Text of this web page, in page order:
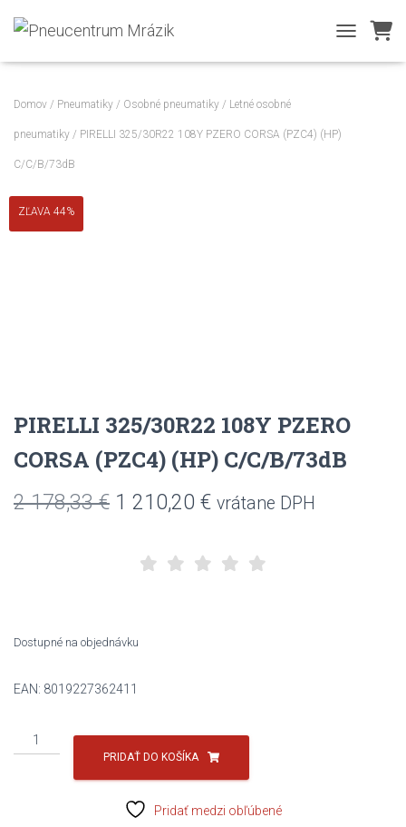
TOGGLE
Domov / Pneumatiky / Osobné pneumatiky / Letné osobné
pneumatiky / PIRELLI 325/30R22 108Y PZERO CORSA (PZC4) (HP)
C/C/B/73dB
ZĽAVA 44%
PIRELLI 325/30R22 108Y PZERO
CORSA (PZC4) (HP) C/C/B/73dB
2 178,33€ Pôvodná
bola:
178,33 €.
1 210,20 €Aktuálna
je:
vrátane DPH
Dostupné na objednávku
EAN: 8019227362411
množstvo
PIRELLI
325/30R22
PRIDAŤ DO KOŠÍKA
Pridať medzi obľúbené